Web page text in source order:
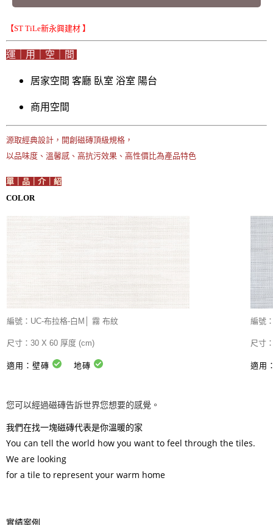
【ST TiLe新永興建材 】
運｜用｜空｜間
居家空間 客廳 臥室 浴室 陽台
商用空間
源取經典設計，開創磁磚頂級規格，
以品味度、溫馨感、高抗污效果、高性價比為產品特色
單｜品｜介｜紹
COLOR
編號： UC-布拉格-白M│ 霧 布紋
尺寸： 30 X 60 厚度 (cm)
適用：壁磚 地磚
編號
尺寸
適用
您可以經過磁磚告訴世界您想要的感覺。
我們在找一塊磁磚代表是你溫暖的家
You can tell the world how you want to feel through the tiles.
We are looking
for a tile to represent your warm home
實績案例